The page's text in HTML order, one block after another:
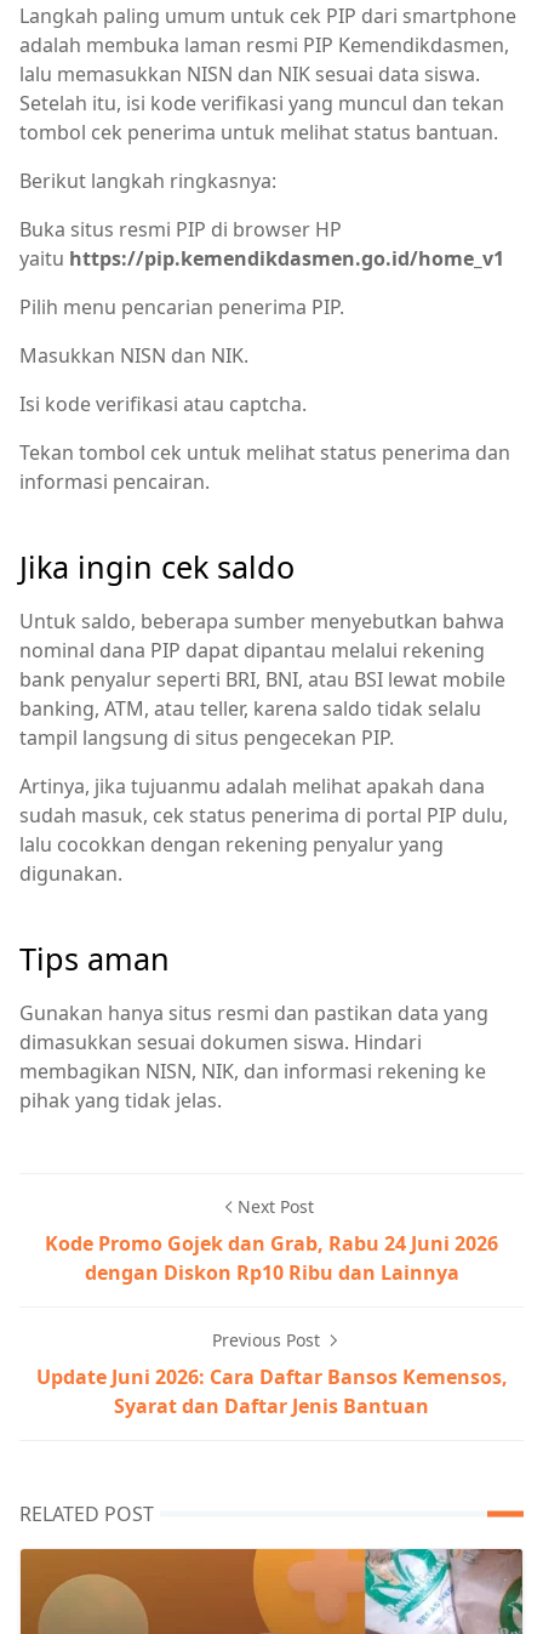
Langkah paling umum untuk cek PIP dari smartphone
adalah membuka laman resmi PIP Kemendikdasmen,
lalu memasukkan NISN dan NIK sesuai data siswa.
Setelah itu, isi kode verifikasi yang muncul dan tekan
tombol cek penerima untuk melihat status bantuan.
Berikut langkah ringkasnya:
Buka situs resmi PIP di browser HP
yaitu https://pip.kemendikdasmen.go.id/home_v1
Pilih menu pencarian penerima PIP.
Masukkan NISN dan NIK.
Isi kode verifikasi atau captcha.
Tekan tombol cek untuk melihat status penerima dan
informasi pencairan.
Jika ingin cek saldo
Untuk saldo, beberapa sumber menyebutkan bahwa
nominal dana PIP dapat dipantau melalui rekening
bank penyalur seperti BRI, BNI, atau BSI lewat mobile
banking, ATM, atau teller, karena saldo tidak selalu
tampil langsung di situs pengecekan PIP.
Artinya, jika tujuanmu adalah melihat apakah dana
sudah masuk, cek status penerima di portal PIP dulu,
lalu cocokkan dengan rekening penyalur yang
digunakan.
Tips aman
Gunakan hanya situs resmi dan pastikan data yang
dimasukkan sesuai dokumen siswa. Hindari
membagikan NISN, NIK, dan informasi rekening ke
pihak yang tidak jelas.
Next Post
Kode Promo Gojek dan Grab, Rabu 24 Juni 2026
dengan Diskon Rp10 Ribu dan Lainnya
Previous Post
Update Juni 2026: Cara Daftar Bansos Kemensos,
Syarat dan Daftar Jenis Bantuan
RELATED POST